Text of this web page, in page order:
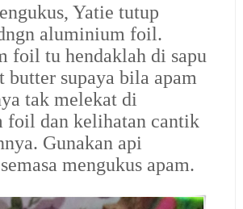
Yatie tutup
aluminium foil.
foil tu hendaklah di sapu
butter supaya bila apam
tak melekat di
foil dan kelihatan cantik
Gunakan api
mengukus apam.